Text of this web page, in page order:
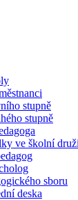
stupně
stupně
ve školní
sboru
deska